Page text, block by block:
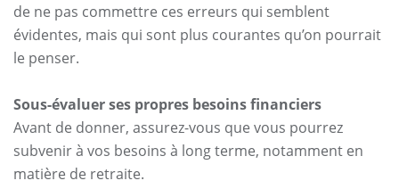
de ne pas commettre ces erreurs qui semblent
évidentes, mais qui sont plus courantes qu’on pourrait
le penser.
Sous-évaluer ses propres besoins financiers
Avant de donner, assurez-vous que vous pourrez
subvenir à vos besoins à long terme, notamment en
matière de retraite.